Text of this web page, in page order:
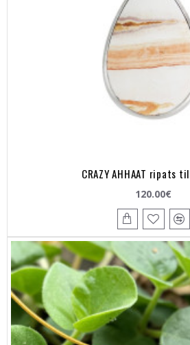
CRAZY AHHAAT ripats
120.00€